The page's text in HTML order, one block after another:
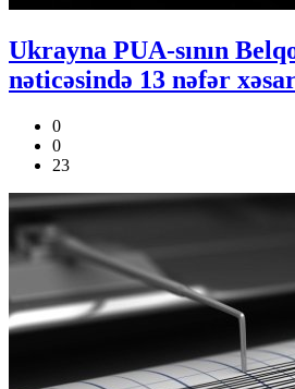
Ukrayna PUA-sının
nəticəsində 13 nəfər
0
0
23